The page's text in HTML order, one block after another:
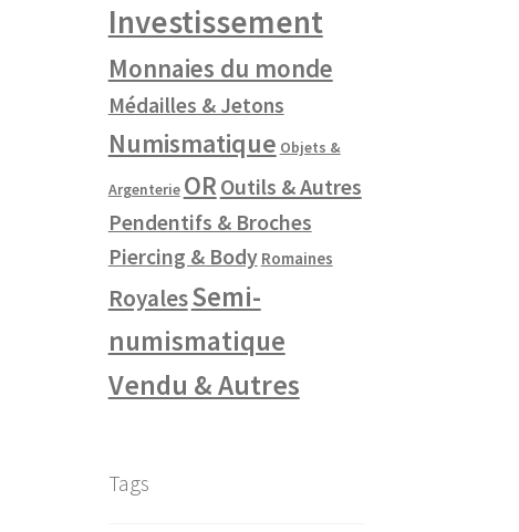
Investissement
Monnaies du monde
Médailles & Jetons
Numismatique Objets &
Argenterie OR Outils & Autres
Pendentifs & Broches
Piercing & Body Romaines
RoyalesSemi-
numismatique
Vendu & Autres
Tags